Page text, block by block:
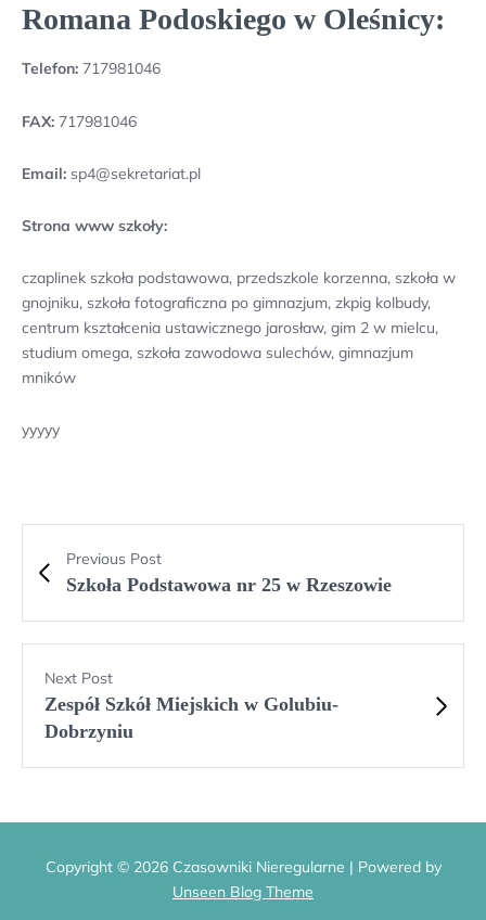
Romana Podoskiego w Oleśnicy:
Telefon: 717981046
FAX: 717981046
Email: sp4@sekretariat.pl
Strona www szkoły:
czaplinek szkoła podstawowa, przedszkole korzenna, szkoła w
gnojniku, szkoła fotograficzna po gimnazjum, zkpig kolbudy,
centrum kształcenia ustawicznego jarosław, gim 2 w mielcu,
studium omega, szkoła zawodowa sulechów, gimnazjum
mników
yyyyy
Previous Post
Szkoła Podstawowa nr 25 w Rzeszowie
Next Post
Zespół Szkół Miejskich w Golubiu-
Dobrzyniu
Copyright © 2026 Czasowniki Nieregularne | Powered by
Unseen Blog Theme